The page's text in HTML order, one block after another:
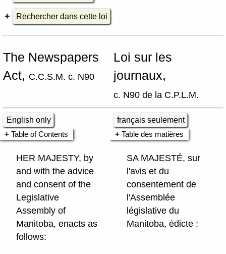
Rechercher dans cette loi
The Newspapers
Act, C.C.S.M. c. N90
Loi sur les
journaux,
c. N90 de la C.P.L.M.
English only
français seulement
Table of Contents
Table des matières
HER MAJESTY, by
and with the advice
and consent of the
Legislative
Assembly of
Manitoba, enacts as
follows:
SA MAJESTÉ, sur
l'avis et du
consentement de
l'Assemblée
législative du
Manitoba, édicte :